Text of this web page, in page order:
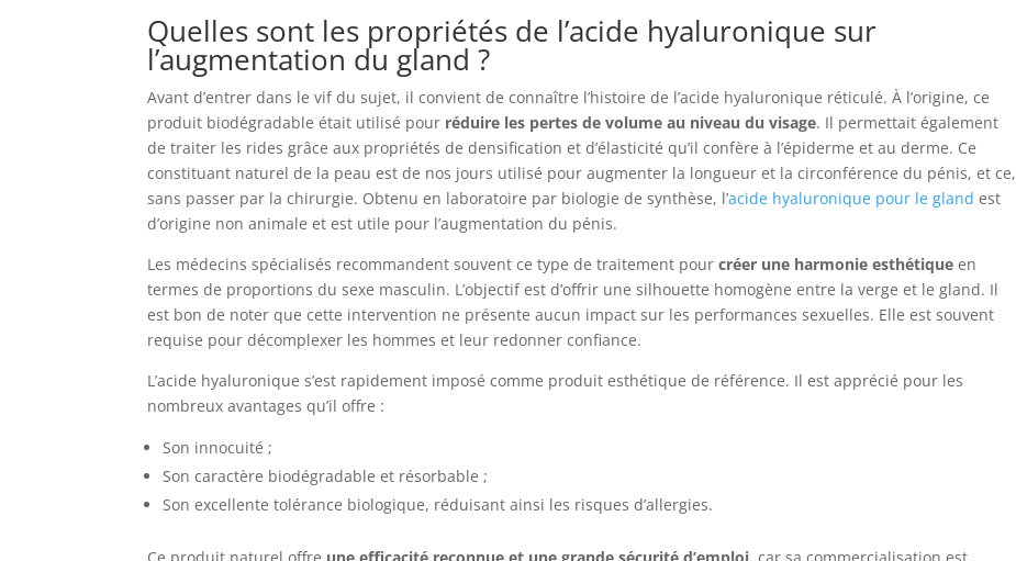
Quelles sont les propriétés de l’acide hyaluronique sur
l’augmentation du gland ?
Avant d’entrer dans le vif du sujet, il convient de connaître l’histoire de l’acide hyaluronique réticulé. À l’origine, ce
produit biodégradable était utilisé pour réduire les pertes de volume au niveau du visage. Il permettait également
de traiter les rides grâce aux propriétés de densification et d’élasticité qu’il confère à l’épiderme et au derme. Ce
constituant naturel de la peau est de nos jours utilisé pour augmenter la longueur et la circonférence du pénis, et ce,
sans passer par la chirurgie. Obtenu en laboratoire par biologie de synthèse, l’acide hyaluronique pour le gland est
d’origine non animale et est utile pour l’augmentation du pénis.
Les médecins spécialisés recommandent souvent ce type de traitement pourcréer une harmonie esthétique en
termes de proportions du sexe masculin. L’objectif est d’offrir une silhouette homogène entre la verge et le gland. Il
est bon de noter que cette intervention ne présente aucun impact sur les performances sexuelles. Elle est souvent
requise pour décomplexer les hommes et leur redonner confiance.
L’acide hyaluronique s’est rapidement imposé comme produit esthétique de référence. Il est apprécié pour les
nombreux avantages qu’il offre :
Son innocuité ;
Son caractère biodégradable et résorbable ;
Son excellente tolérance biologique, réduisant ainsi les risques d’allergies.